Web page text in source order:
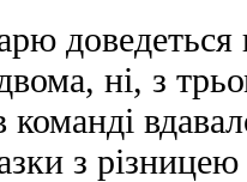
доведеться
ні, з
з